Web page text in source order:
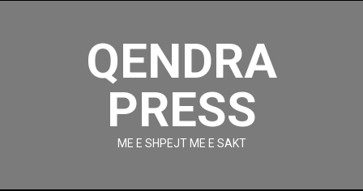
QENDRA
PRESS
ME E SHPEJT ME E SAKT